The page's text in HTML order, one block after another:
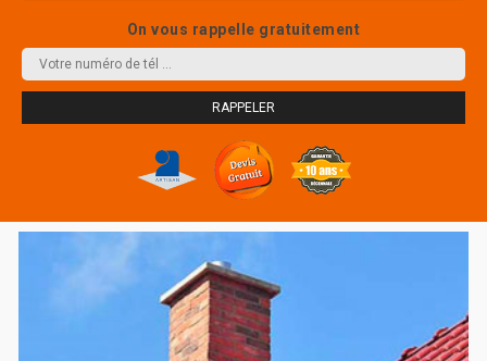
On vous rappelle gratuitement